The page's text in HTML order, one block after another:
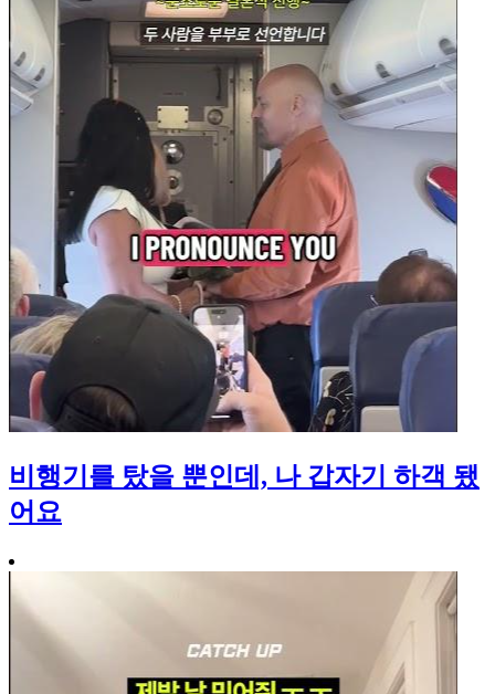
비행기를 탔을 뿐인데, 나 갑자기 하객 됐
어요